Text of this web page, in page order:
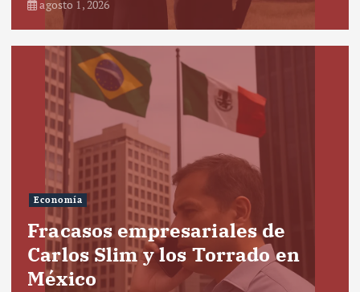
agosto 1, 2026
Economía
Fracasos empresariales de
Carlos Slim y los Torrado en
México